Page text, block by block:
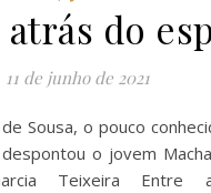
do
11 de junho de 2021
o jovem
Teixeira Entre